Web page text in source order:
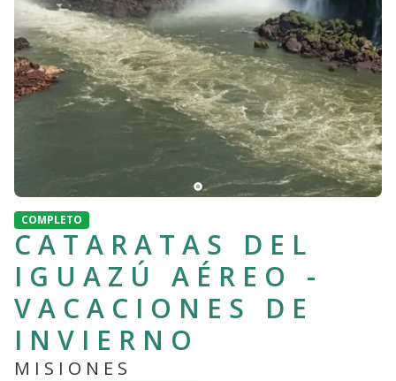
COMPLETO
CATARATAS DEL
IGUAZÚ AÉREO -
VACACIONES DE
INVIERNO
MISIONES